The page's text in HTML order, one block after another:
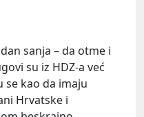
sanja – da otme i
su iz HDZ-a već
se kao da imaju
Hrvatske i